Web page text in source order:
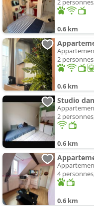
2
0.6 km
2
0.6 km
Studio
2
0.6 km
4
0.6 km